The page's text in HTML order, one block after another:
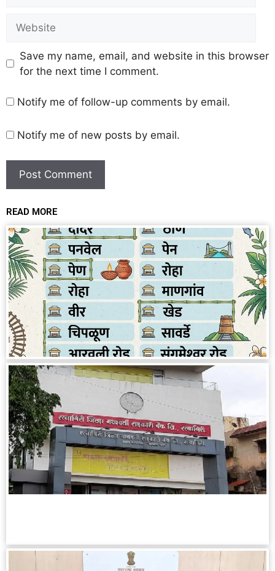
Save my name, email, and website in this browser
for the next time I comment.
Notify me of follow-up comments by email.
Notify me of new posts by email.
READ MORE